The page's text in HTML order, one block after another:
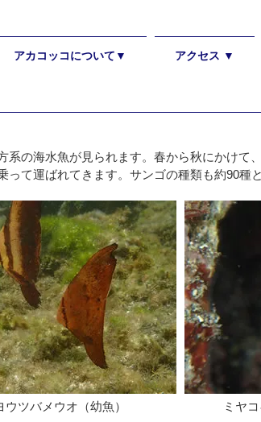
アカコッコについて▼ アクセス ▼
の海水魚が見られます。春から秋にかけて
って運ばれてきます。サンゴの種類も約90種
ウツバメウオ（幼魚） ミヤ